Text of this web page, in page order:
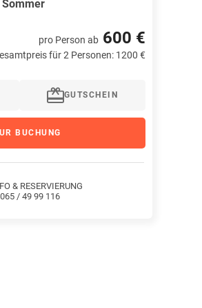
pro Person ab 600 €
für 2 Personen: 1200 €
GUTSCHEIN
BUCHUNG
& RESERVIERUNG
/ 49 99 116